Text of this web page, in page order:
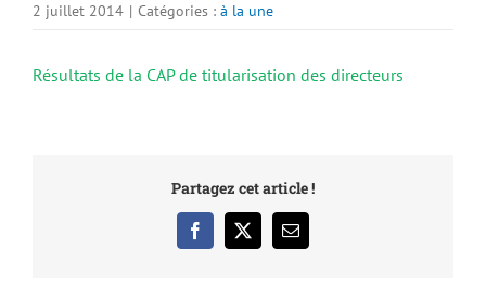
VIE SYNDICALE
2 juillet 2014 | Catégories : à la une
Résultats de la CAP de titularisation des directeurs
Partagez cet article !
Facebook
X Email